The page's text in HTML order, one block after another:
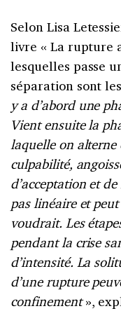
Selon Lisa
livre « La rupture
lesquelles passe
séparation sont
y a d’abord une
Vient ensuite la
laquelle on alterne
culpabilité,
d’acceptation et
pas linéaire et
voudrait. Les
pendant la crise
d’intensité. La
d’une rupture
confinement»,